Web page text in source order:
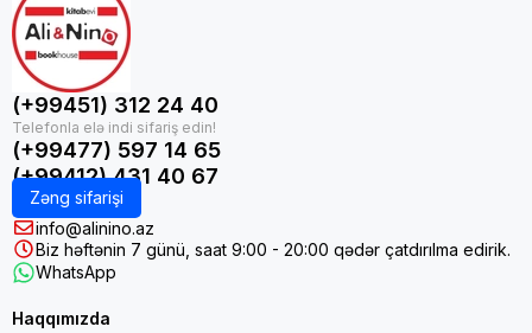
(+99451) 312 24 40
(+99477) 597 14 65
(+99412) 431 40 67
Zəng sifarişi
info@alinino.az
Biz həftənin 7 günü, saat 9:00 - 20:00 qədər çatdırılma edirik.
WhatsApp
Haqqımızda